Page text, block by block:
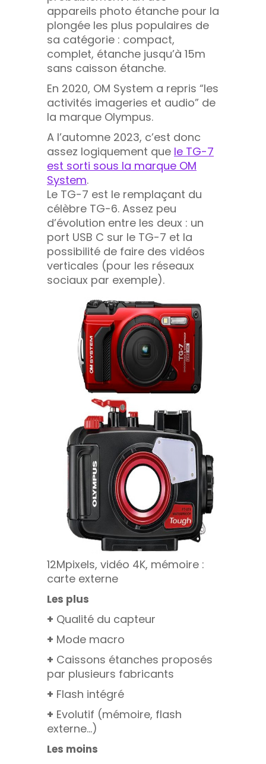
appareils photo étanche pour la
plongée les plus populaires de
sa catégorie : compact,
complet, étanche jusqu’à 15m
sans caisson étanche.
En 2020, OM System a repris “les
activités imageries et audio” de
la marque Olympus.
A l’automne 2023, c’est donc
assez logiquement que le TG-7
est sorti sous la marque OM
System.
Le TG-7 est le remplaçant du
célèbre TG-6. Assez peu
d’évolution entre les deux : un
port USB C sur le TG-7 et la
possibilité de faire des vidéos
verticales (pour les réseaux
sociaux par exemple).
12Mpixels, vidéo 4K, mémoire :
carte externe
Les plus
+ Qualité du capteur
+ Mode macro
+ Caissons étanches proposés
par plusieurs fabricants
+ Flash intégré
+ Evolutif (mémoire, flash
externe…)
Les moins